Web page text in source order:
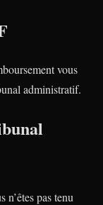
vous
administratif.
n’êtes pas tenu